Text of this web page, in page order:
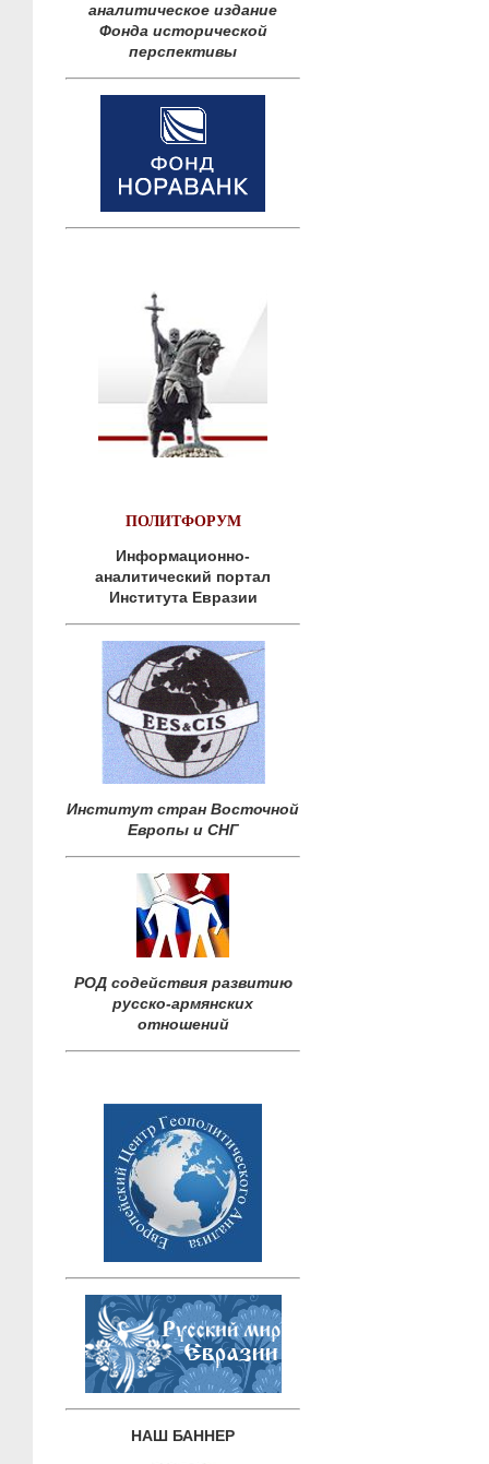
аналитическое издание
Фонда исторической
перспективы
ПОЛИТФОРУМ
Информационно-
аналитический портал
Института Евразии
Институт стран Восточной
Европы и СНГ
РОД содействия развитию
русско-армянских
отношений
НАШ БАННЕР